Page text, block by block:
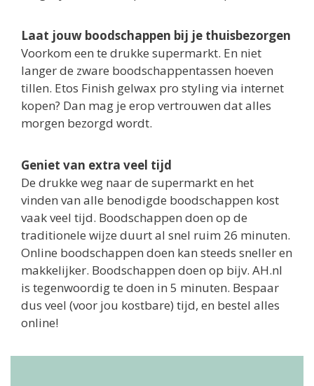
Laat jouw boodschappen bij je thuisbezorgen
Voorkom een te drukke supermarkt. En niet
langer de zware boodschappentassen hoeven
tillen. Etos Finish gelwax pro styling via internet
kopen? Dan mag je erop vertrouwen dat alles
morgen bezorgd wordt.
Geniet van extra veel tijd
De drukke weg naar de supermarkt en het
vinden van alle benodigde boodschappen kost
vaak veel tijd. Boodschappen doen op de
traditionele wijze duurt al snel ruim 26 minuten.
Online boodschappen doen kan steeds sneller en
makkelijker. Boodschappen doen op bijv. AH.nl
is tegenwoordig te doen in 5 minuten. Bespaar
dus veel (voor jou kostbare) tijd, en bestel alles
online!